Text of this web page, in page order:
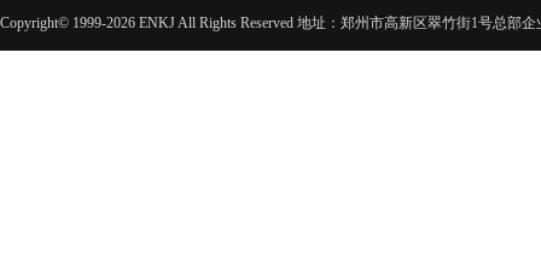
Copyright© 1999-2026 ENKJ All Rights Reserved 地址：郑州市高新区翠竹街1号